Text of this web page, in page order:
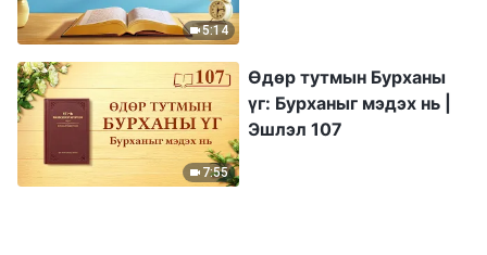
5:14
7:55
Өдөр тутмын Бурханы
үг: Бурханыг мэдэх нь |
Эшлэл 107